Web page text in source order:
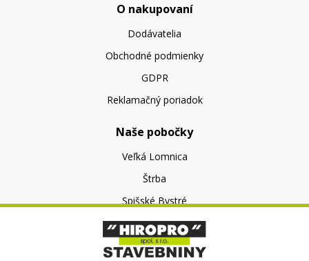
O nakupovaní
Dodávatelia
Obchodné podmienky
GDPR
Reklamačný poriadok
Naše pobočky
Veľká Lomnica
Štrba
Spišské Bystré
O nás
O spoločnosti